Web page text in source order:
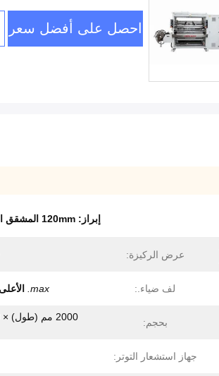
احصل على أفضل سعر
إبراز: 120mm المشقق الترجيع آلة
عرض الركيزة:
لف ضياء.: max.
بحجم:
جهاز استشعار التوتر: